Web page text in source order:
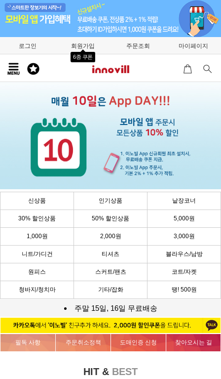
로그인 회원가입
6종 쿠폰
주문조회 마이페이지
신상품 인기상품 낱장코너
30% 할인상품 50% 할인상품 5,000원
1,000원 2,000원 3,000원
니트/가디건 티셔츠 블라우스/남방
원피스 스커트/팬츠 코트/자켓
청바지/청치마 기타/잡화 땡! 500원
주말 15일, 16일 무료배송
필독 사항 주문취소정책 도매인증 신청 찾아오시는 길
HIT & BEST